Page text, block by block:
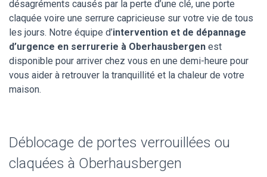
désagréments causés par la perte d’une clé, une porte
claquée voire une serrure capricieuse sur votre vie de tous
les jours. Notre équipe d’intervention et de dépannage
d’urgence en serrurerie à Oberhausbergen est
disponible pour arriver chez vous en une demi-heure pour
vous aider à retrouver la tranquillité et la chaleur de votre
maison.
Déblocage de portes verrouillées ou
claquées à Oberhausbergen